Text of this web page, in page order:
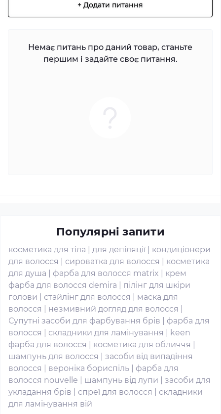
+ Додати питання
Немає питань про даний товар, станьте
першим і задайте своє питання.
Популярні запити
косметика для тіла для депіляції
кондиціонери
для волосся
сироватка для волосся
косметика
для душа
фарба для волосся matrix
крем
фарба для волосся demira
пілінг для шкіри
голови
стайлінг для волосся
маска для
волосся
незмивний догляд для волосся
Супутні засоби для фарбування брів
фарба для
волосся
складники для ламінування
keen
фарба для волосся
косметика для обличчя
шампунь для волосся
засоби від випадіння
волосся
вероніка бориспіль
фарба для
волосся nouvelle
шампунь від лупи
засоби для
укладання брів
спреї для волосся
складники
для ламінування вій